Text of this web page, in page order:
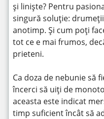
și liniște? Pentru
singură soluție:
anotimp. Și cum poți
tot ce e mai frumos,
prieteni.
Ca doza de nebunie să
încerci să uiți de
aceasta este indicat
timp suficient încât să